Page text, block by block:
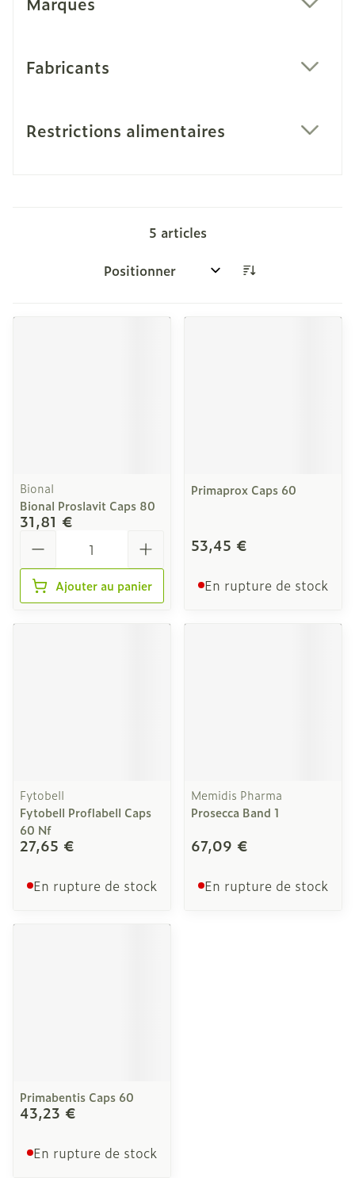
Fabricants
Restrictions alimentaires
5 articles
Trier par:
Bional
Bional Proslavit Caps 80
31,81 €
Ajouter au panier
Primaprox Caps 60
53,45 €
En rupture de stock
Fytobell
Fytobell Proflabell Caps
60 Nf
27,65 €
En rupture de stock
Memidis Pharma
Prosecca Band 1
67,09 €
En rupture de stock
Primabentis Caps 60
43,23 €
En rupture de stock